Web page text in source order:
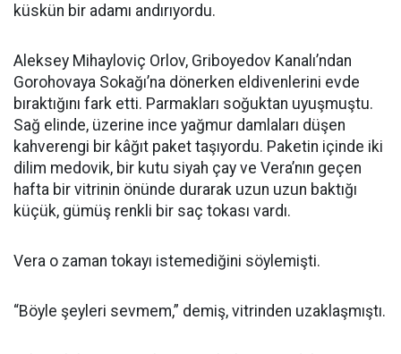
küskün bir adamı andırıyordu.
Aleksey Mihayloviç Orlov, Griboyedov Kanalı’ndan
Gorohovaya Sokağı’na dönerken eldivenlerini evde
bıraktığını fark etti. Parmakları soğuktan uyuşmuştu.
Sağ elinde, üzerine ince yağmur damlaları düşen
kahverengi bir kâğıt paket taşıyordu. Paketin içinde iki
dilim medovik, bir kutu siyah çay ve Vera’nın geçen
hafta bir vitrinin önünde durarak uzun uzun baktığı
küçük, gümüş renkli bir saç tokası vardı.
Vera o zaman tokayı istemediğini söylemişti.
“Böyle şeyleri sevmem,” demiş, vitrinden uzaklaşmıştı.